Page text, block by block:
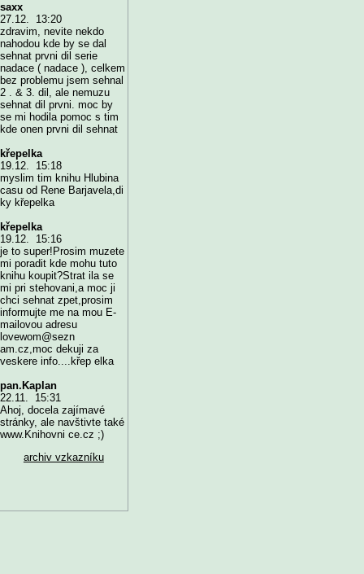
saxx
27.12. 13:20
zdravim, nevite nekdo
nahodou kde by se dal
sehnat prvni dil serie
nadace ( nadace ), celkem
bez problemu jsem sehnal
2 . & 3. dil, ale nemuzu
sehnat dil prvni. moc by
se mi hodila pomoc s tim
kde onen prvni dil sehnat
křepelka
19.12. 15:18
myslim tim knihu Hlubina
casu od Rene Barjavela,di
ky křepelka
křepelka
19.12. 15:16
je to super!Prosim muzete
mi poradit kde mohu tuto
knihu koupit?Strat ila se
mi pri stehovani,a moc ji
chci sehnat zpet,prosim
informujte me na mou E-
mailovou adresu
lovewom@sezn
am.cz,moc dekuji za
veskere info....křep elka
pan.Kaplan
22.11. 15:31
Ahoj, docela zajímavé
stránky, ale navštivte také
www.Knihovni ce.cz ;)
archiv vzkazníku